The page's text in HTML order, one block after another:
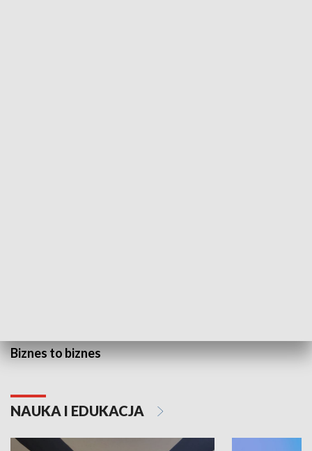
Biznes to biznes
NAUKA I EDUKACJA